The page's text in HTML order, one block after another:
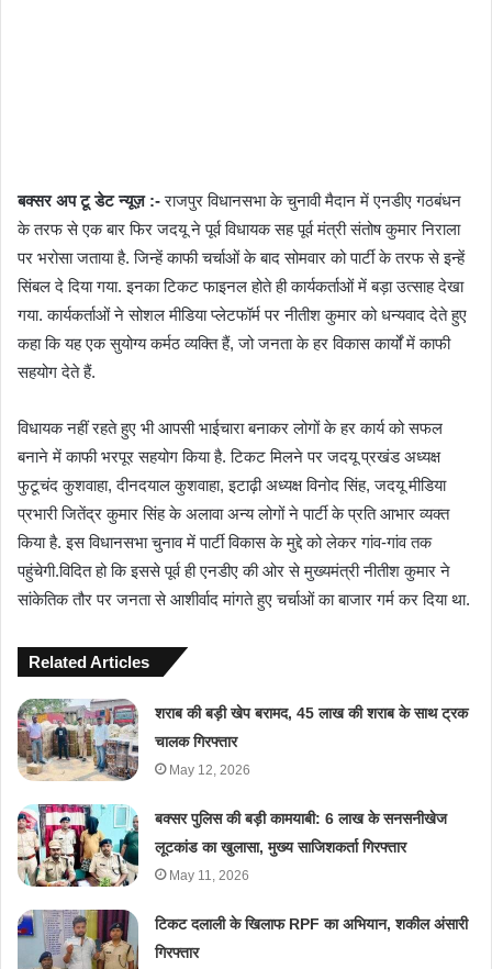
बक्सर अप टू डेट न्यूज़ :-राजपुर विधानसभा के चुनावी मैदान में एनडीए गठबंधन
के तरफ से एक बार फिर जदयू ने पूर्व विधायक सह पूर्व मंत्री संतोष कुमार निराला
पर भरोसा जताया है. जिन्हें काफी चर्चाओं के बाद सोमवार को पार्टी के तरफ से इन्हें
सिंबल दे दिया गया. इनका टिकट फाइनल होते ही कार्यकर्ताओं में बड़ा उत्साह देखा
गया. कार्यकर्ताओं ने सोशल मीडिया प्लेटफॉर्म पर नीतीश कुमार को धन्यवाद देते हुए
कहा कि यह एक सुयोग्य कर्मठ व्यक्ति हैं, जो जनता के हर विकास कार्यों में काफी
सहयोग देते हैं.
विधायक नहीं रहते हुए भी आपसी भाईचारा बनाकर लोगों के हर कार्य को सफल
बनाने में काफी भरपूर सहयोग किया है. टिकट मिलने पर जदयू प्रखंड अध्यक्ष
फुटूचंद कुशवाहा, दीनदयाल कुशवाहा, इटाढ़ी अध्यक्ष विनोद सिंह, जदयू मीडिया
प्रभारी जितेंद्र कुमार सिंह के अलावा अन्य लोगों ने पार्टी के प्रति आभार व्यक्त
किया है. इस विधानसभा चुनाव में पार्टी विकास के मुद्दे को लेकर गांव-गांव तक
पहुंचेगी.विदित हो कि इससे पूर्व ही एनडीए की ओर से मुख्यमंत्री नीतीश कुमार ने
सांकेतिक तौर पर जनता से आशीर्वाद मांगते हुए चर्चाओं का बाजार गर्म कर दिया था.
Related Articles
शराब की बड़ी खेप बरामद, 45 लाख की शराब के साथ ट्रक
चालक गिरफ्तार
May 12, 2026
बक्सर पुलिस की बड़ी कामयाबी: 6 लाख के सनसनीखेज
लूटकांड का खुलासा, मुख्य साजिशकर्ता गिरफ्तार
May 11, 2026
टिकट दलाली के खिलाफ RPF का अभियान, शकील अंसारी
गिरफ्तार